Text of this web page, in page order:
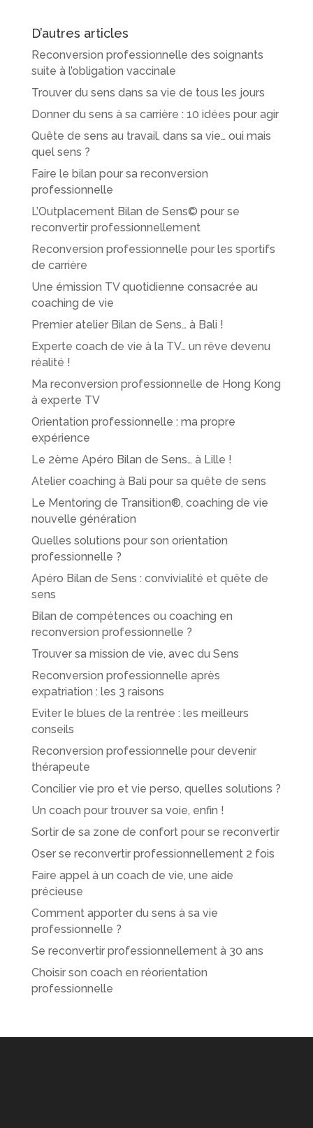
D’autres articles
Reconversion professionnelle des soignants
suite à l’obligation vaccinale
Trouver du sens dans sa vie de tous les jours
Donner du sens à sa carrière : 10 idées pour agir
Quête de sens au travail, dans sa vie… oui mais
quel sens ?
Faire le bilan pour sa reconversion
professionnelle
L’Outplacement Bilan de Sens© pour se
reconvertir professionnellement
Reconversion professionnelle pour les sportifs
de carrière
Une émission TV quotidienne consacrée au
coaching de vie
Premier atelier Bilan de Sens… à Bali !
Experte coach de vie à la TV… un rêve devenu
réalité !
Ma reconversion professionnelle de Hong Kong
à experte TV
Orientation professionnelle : ma propre
expérience
Le 2ème Apéro Bilan de Sens… à Lille !
Atelier coaching à Bali pour sa quête de sens
Le Mentoring de Transition®, coaching de vie
nouvelle génération
Quelles solutions pour son orientation
professionnelle ?
Apéro Bilan de Sens : convivialité et quête de
sens
Bilan de compétences ou coaching en
reconversion professionnelle ?
Trouver sa mission de vie, avec du Sens
Reconversion professionnelle après
expatriation : les 3 raisons
Eviter le blues de la rentrée : les meilleurs
conseils
Reconversion professionnelle pour devenir
thérapeute
Concilier vie pro et vie perso, quelles solutions ?
Un coach pour trouver sa voie, enfin !
Sortir de sa zone de confort pour se reconvertir
Oser se reconvertir professionnellement 2 fois
Faire appel à un coach de vie, une aide
précieuse
Comment apporter du sens à sa vie
professionnelle ?
Se reconvertir professionnellement à 30 ans
Choisir son coach en réorientation
professionnelle